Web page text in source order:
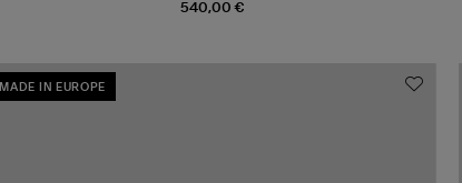
540,00 €
MADE IN EUROPE